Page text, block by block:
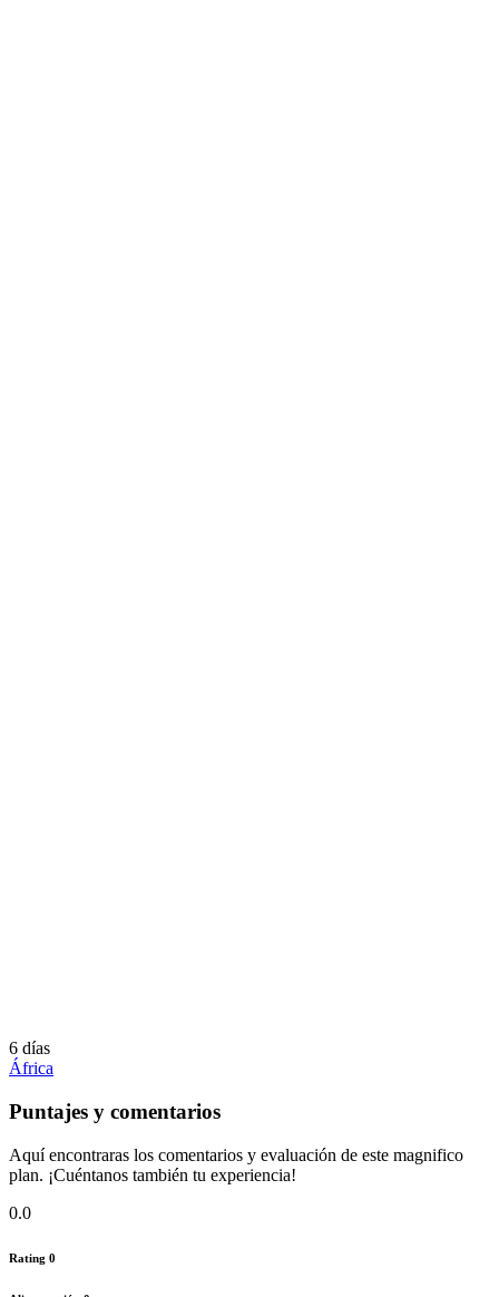
6 días
África
Puntajes y comentarios
Aquí encontraras los comentarios y evaluación de este magnifico
plan. ¡Cuéntanos también tu experiencia!
0.0
Rating 0